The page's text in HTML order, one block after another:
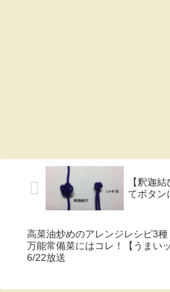
【釈迦
てボタン
高菜油炒めのアレンジレシピ3種
万能常備菜にはコレ！【うまいッ
6/22放送